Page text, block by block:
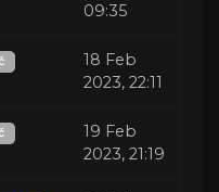
09:35
18 Feb
2023, 22:11
19 Feb
2023, 21:19